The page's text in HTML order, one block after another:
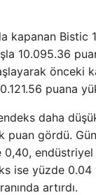
kapanan Bistic
10.095.36
önceki
puana
daha
puan gördü.
0,40,
ise yüzde 0.04
artırdı.